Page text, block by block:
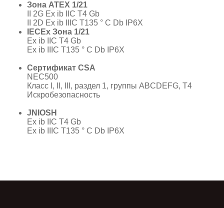
Зона ATEX 1/21
II 2G Ex ib IIC T4 Gb
II 2D Ex ib IIIC T135 ° C Db IP6X
IECEx Зона 1/21
Ex ib IIC T4 Gb
Ex ib IIIC T135 ° C Db IP6X
Сертификат CSA
NEC500
Класс I, II, III, раздел 1, группы ABCDEFG, T4
Искробезопасность
JNIOSH
Ex ib IIC T4 Gb
Ex ib IIIC T135 ° C Db IP6X